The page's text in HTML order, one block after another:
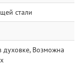
стали
Возможна